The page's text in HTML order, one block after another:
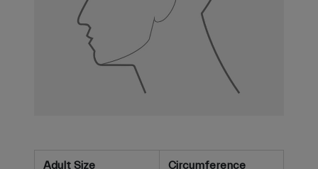
Adult Size Circumference